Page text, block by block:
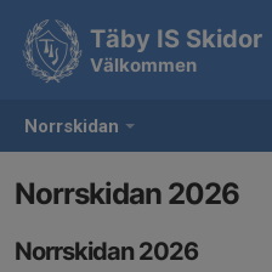
Norrskidan
Täby IS Skidor
Välkommen
Norrskidan 2026
Norrskidan 2026